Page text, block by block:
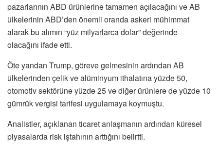
pazarlarının ABD ürünlerine tamamen açılacağını ve AB
ülkelerinin ABD’den önemli oranda askeri mühimmat
alarak bu alımın “yüz milyarlarca dolar” değerinde
olacağını ifade etti.
Öte yandan Trump, göreve gelmesinin ardından AB
ülkelerinden çelik ve alüminyum ithalatına yüzde 50,
otomotiv sektörüne yüzde 25 ve diğer ürünlere de yüzde 10
gümrük vergisi tarifesi uygulamaya koymuştu.
Analistler, açıklanan ticaret anlaşmanın ardından küresel
piyasalarda risk iştahının arttığını belirtti.